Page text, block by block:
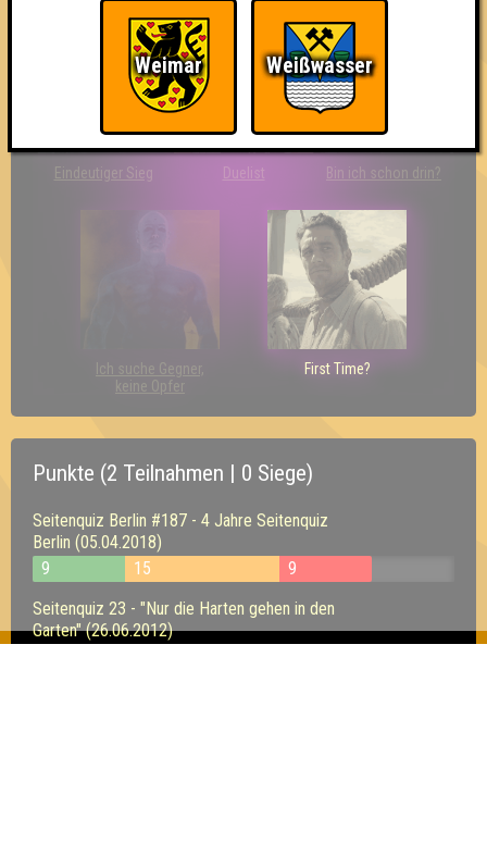
Eindeutiger Sieg Duelist Bin ich schon drin?
Ich suche Gegner,
keine Opfer
First Time?
Punkte (2 Teilnahmen | 0 Siege)
Seitenquiz Berlin #187 - 4 Jahre Seitenquiz
Berlin (05.04.2018)
9
15
9
Seitenquiz 23 - "Nur die Harten gehen in den
Garten" (26.06.2012)
Weimar Weißwasser